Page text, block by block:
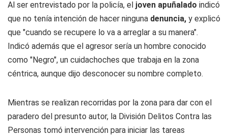
Al ser entrevistado por la policía, el joven apuñalado indicó
que no tenía intención de hacer ninguna denuncia, y explicó
que "cuando se recupere lo va a arreglar a su manera".
Indicó además que el agresor sería un hombre conocido
como "Negro", un cuidachoches que trabaja en la zona
céntrica, aunque dijo desconocer su nombre completo.
Mientras se realizan recorridas por la zona para dar con el
paradero del presunto autor, la División Delitos Contra las
Personas tomó intervención para iniciar las tareas